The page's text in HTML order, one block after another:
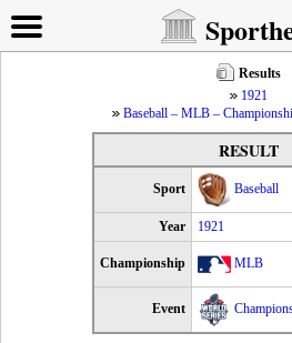
Results
1921
Baseball – MLB –
RESULT
Sport Baseball
Year 1921
Championship MLB
Event